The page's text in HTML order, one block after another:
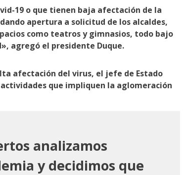
19 o que tienen baja afectación de la
apertura a solicitud de los alcaldes,
como teatros y gimnasios, todo bajo
agregó el presidente Duque.
afectación del virus, el jefe de Estado
que impliquen la aglomeración
analizamos
y decidimos que